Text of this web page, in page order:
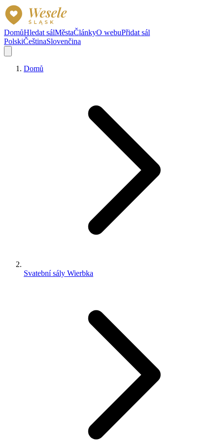
DomůHledat sálMěstaČlánkyO webuPřidat sál
PolskiČeštinaSlovenčina
Domů
Svatební sály Wierbka